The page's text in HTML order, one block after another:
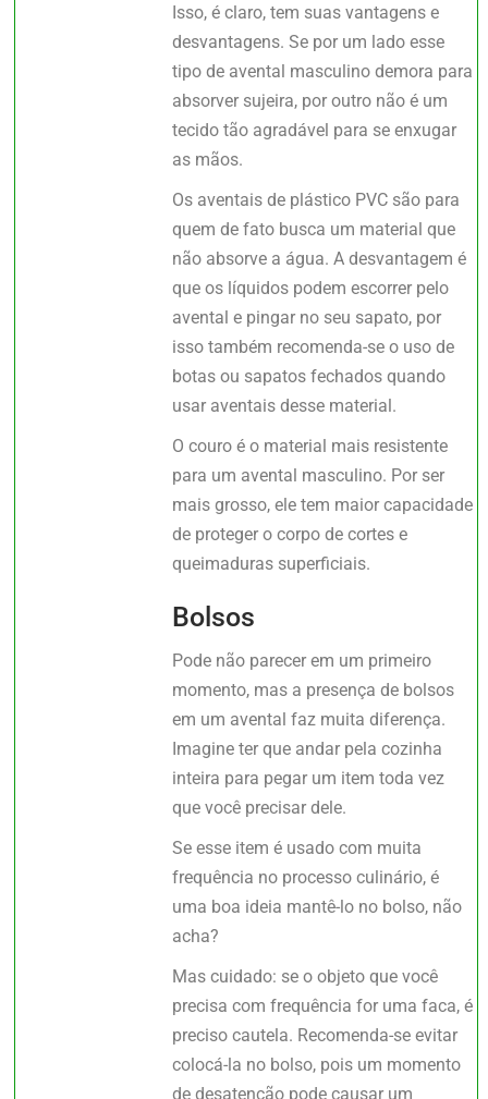
Isso, é claro, tem suas vantagens e
desvantagens. Se por um lado esse
tipo de avental masculino demora para
absorver sujeira, por outro não é um
tecido tão agradável para se enxugar
as mãos.
Os aventais de plástico PVC são para
quem de fato busca um material que
não absorve a água. A desvantagem é
que os líquidos podem escorrer pelo
avental e pingar no seu sapato, por
isso também recomenda-se o uso de
botas ou sapatos fechados quando
usar aventais desse material.
O couro é o material mais resistente
para um avental masculino. Por ser
mais grosso, ele tem maior capacidade
de proteger o corpo de cortes e
queimaduras superficiais.
Bolsos
Pode não parecer em um primeiro
momento, mas a presença de bolsos
em um avental faz muita diferença.
Imagine ter que andar pela cozinha
inteira para pegar um item toda vez
que você precisar dele.
Se esse item é usado com muita
frequência no processo culinário, é
uma boa ideia mantê-lo no bolso, não
acha?
Mas cuidado: se o objeto que você
precisa com frequência for uma faca, é
preciso cautela. Recomenda-se evitar
colocá-la no bolso, pois um momento
de desatenção pode causar um